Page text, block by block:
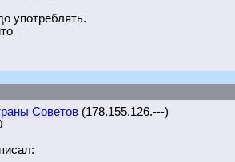
употреблять.
Советов (178.155.126.---)